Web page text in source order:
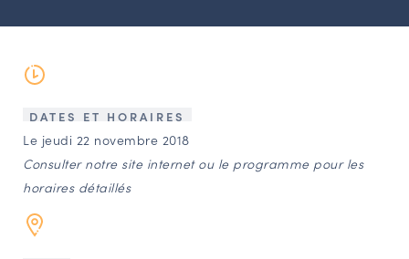
CONTACT
Agenda
Annuaire
Ressources
DATES ET HORAIRES
Le jeudi 22 novembre 2018
Consulter notre site internet ou le programme pour les
horaires détaillés